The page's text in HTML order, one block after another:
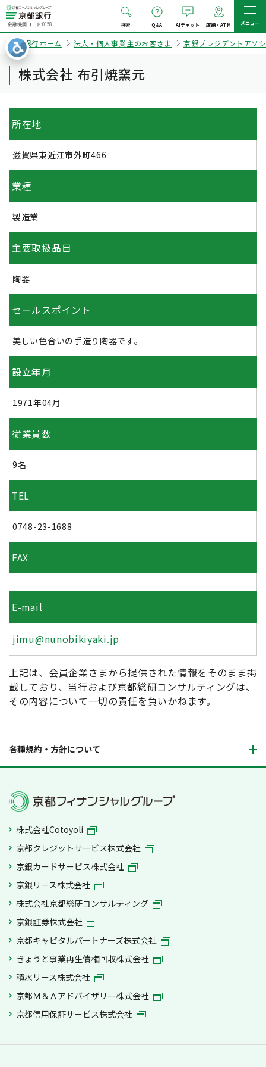
金融機関コード:0158 検索 Q&A AIチャット 店舗・ATM メニュー
京都銀行ホーム 法人・個人事業主のお客さま 京銀プレジデントアソ
株式会社 布引焼窯元
所在地
滋賀県東近江市外町466
業種
製造業
主要取扱品目
陶器
セールスポイント
美しい色合いの手造り陶器です。
設立年月
1971年04月
従業員数
9名
TEL
0748-23-1688
FAX
E-mail
jimu@nunobikiyaki.jp
上記は、会員企業さまから提供された情報をそのまま掲
載しており、当行および京都総研コンサルティングは、
その内容について一切の責任を負いかねます。
各種規約・方針について
株式会社Cotoyoli
京都クレジットサービス株式会社
京銀カードサービス株式会社
京銀リース株式会社
株式会社京都総研コンサルティング
京銀証券株式会社
京都キャピタルパートナーズ株式会社
きょうと事業再生債権回収株式会社
積水リース株式会社
京都Ｍ＆Ａアドバイザリー株式会社
京都信用保証サービス株式会社